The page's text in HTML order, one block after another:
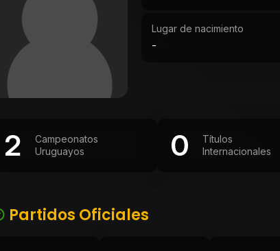
Lugar de nacimiento
-
2
Campeonatos
Uruguayos
0
Títulos
Internacionales
Partidos Oficiales